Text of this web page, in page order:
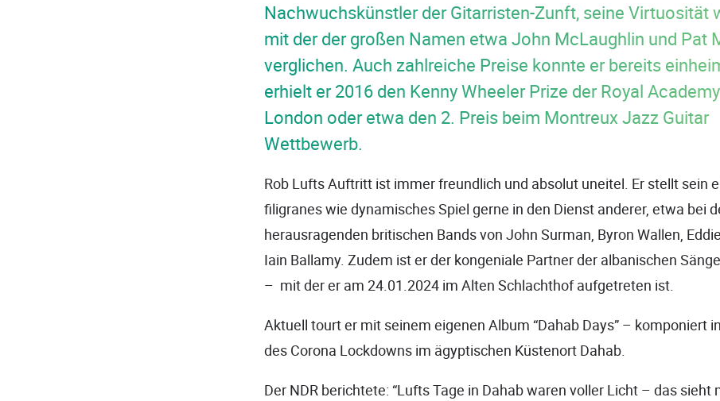
Nachwuchskünstler der Gitarristen-Zunft, seine Virtuosität
mit der der großen Namen etwa John McLaughlin und Pat
verglichen. Auch zahlreiche Preise konnte er bereits
erhielt er 2016 den Kenny Wheeler Prize der Royal
London oder etwa den 2. Preis beim Montreux Jazz Guitar
Wettbewerb.
Rob Lufts Auftritt ist immer freundlich und absolut uneitel. Er stellt sein
filigranes wie dynamisches Spiel gerne in den Dienst anderer, etwa bei
herausragenden britischen Bands von John Surman, Byron Wallen,
Iain Ballamy. Zudem ist er der kongeniale Partner der albanischen
– mit der er am 24.01.2024 im Alten Schlachthof aufgetreten ist.
Aktuell tourt er mit seinem eigenen Album “Dahab Days” – komponiert
des Corona Lockdowns im ägyptischen Küstenort Dahab.
Der NDR berichtete: “Lufts Tage in Dahab waren voller Licht – das sieht